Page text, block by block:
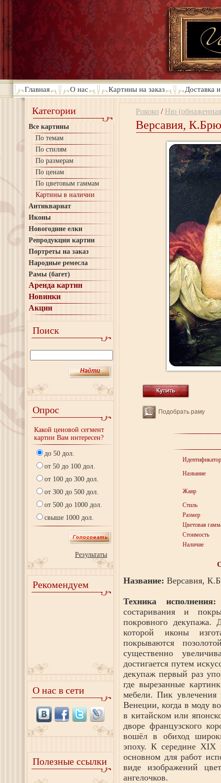
Главная О нас Картины на заказ Доставка
Категории
Все картины
По темам
По стилям
По размерам
По ценам
По цветовым гаммам
Картины в наличии
Антиквариат
Иконы
Новогодние елки
Репродукции картин
Портреты на заказ
Народные ремесла
Рамы (багет)
Аренда картин
Новинки
Акции
Поиск
Опрос
Какой ценовой сегмент
картин Вам интересен?
до 50 дол.
от 50 до 100 дол.
от 100 до 300 дол.
от 300 до 500 дол.
от 500 до 1000 дол.
свыше 1000 дол.
Результаты
Рекомендуем
О нас в сети
Полезные ссылки
Рококо / Ню
Версавия,
Подобрать раму
Идентификатор
Название
Жанр
Стиль
Размер
Цветовая
Стоимость
Наличие
Название: Версавия,
Техника исполнения:
состаривания и
покровного декупажа.
которой иконы
покрываются
существенно
достигается путем
декупаж первый раз
где вырезанные
мебели. Пик
Венеции, когда в моду
в китайском или
дворе французского
вошёл в обиход
эпоху. К середине XIX
основном для работ
виде изображений
ангелочков.